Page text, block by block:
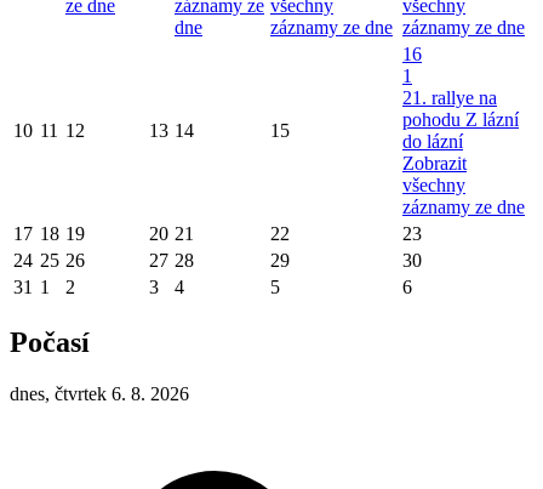
ze dne
záznamy ze
dne
všechny
záznamy ze dne
všechny
záznamy ze dne
10 11 12 13 14 15
16
1
21. rallye na
pohodu Z lázní
do lázní
Zobrazit
všechny
záznamy ze dne
17 18 19 20 21 22
23
24 25 26 27 28 29
30
31 1 2 3 4 5 6
Počasí
dnes, čtvrtek 6. 8. 2026